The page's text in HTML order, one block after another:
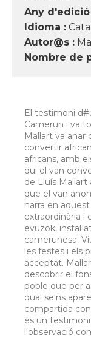
Any d'edició
Idioma :
Autor@s :
Nombre de
El testimoni
Camerun i va
Mallart va anar
convertir
africans, amb
qui el van
de Lluís
que el van
narra en
extraordinària i
evuzok,
camerunesa.
les festes i els
acceptat.
descobrir el
poble que per
qual se'ns
compartida
és un
l'observació